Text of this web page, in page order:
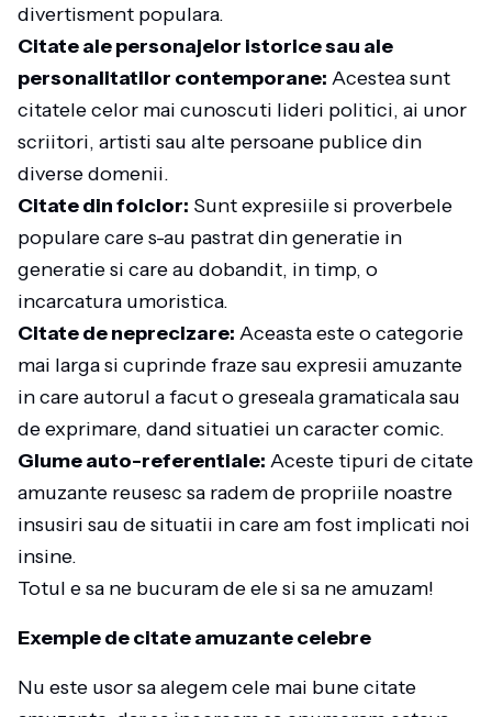
divertisment populara.
Citate ale personajelor istorice sau ale
personalitatilor contemporane: Acestea sunt
citatele celor mai cunoscuti lideri politici, ai unor
scriitori, artisti sau alte persoane publice din
diverse domenii.
Citate din folclor: Sunt expresiile si proverbele
populare care s-au pastrat din generatie in
generatie si care au dobandit, in timp, o
incarcatura umoristica.
Citate de neprecizare: Aceasta este o categorie
mai larga si cuprinde fraze sau expresii amuzante
in care autorul a facut o greseala gramaticala sau
de exprimare, dand situatiei un caracter comic.
Glume auto-referentiale: Aceste tipuri de citate
amuzante reusesc sa radem de propriile noastre
insusiri sau de situatii in care am fost implicati noi
insine.
Totul e sa ne bucuram de ele si sa ne amuzam!
Exemple de citate amuzante celebre
Nu este usor sa alegem cele mai bune citate